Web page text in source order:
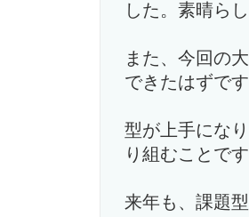
した。素晴ら
また、今回の
できたはずで
型が上手にな
り組むことで
来年も、課題